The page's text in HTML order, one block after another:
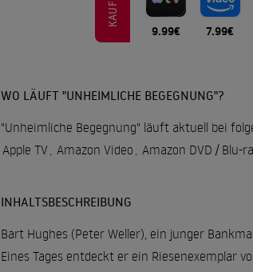
9.99€ 7.99€
WO LÄUFT "UNHEIMLICHE BEGEGNUNG"?
"Unheimliche Begegnung" läuft aktuell bei
Apple TV, Amazon Video , Amazon DVD / Blu-
INHALTSBESCHREIBUNG
Bart Hughes (Peter Weller), ein junger
Eines Tages entdeckt er ein Riesenexemplar